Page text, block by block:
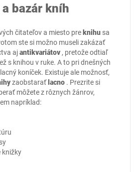
bazár kníh
čitateľov a miesto pre knihu sa
ste si možno museli zakázať
ajantikvariátov , pretože odtiaľ
s knihou v ruke. A to pri dnešných
koníček. Existuje ale možnosť,
zaobstarať lacno . Prezrite si
môžete z rôznych žánrov,
napríklad:
knižky